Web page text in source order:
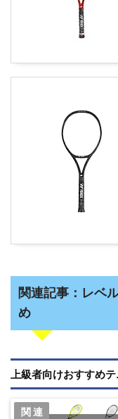
関連記事：レベ
め
上級者向けおすすめ